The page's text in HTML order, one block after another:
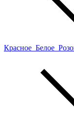
Красное Белое